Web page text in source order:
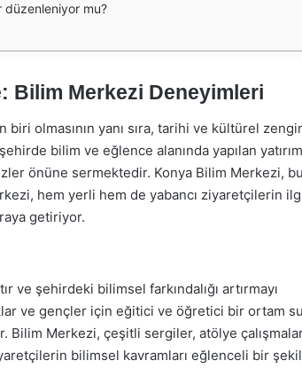
mu?
Bilim Merkezi Deneyimleri
olmasının yanı sıra, tarihi ve kültürel
bilim ve eğlence alanında yapılan
önüne sermektedir. Konya Bilim Merkezi, bu
hem yerli hem de yabancı ziyaretçilerin
getiriyor.
ve şehirdeki bilimsel farkındalığı artırmayı
ve gençler için eğitici ve öğretici bir ortam
Bilim Merkezi, çeşitli sergiler, atölye
bilimsel kavramları eğlenceli bir